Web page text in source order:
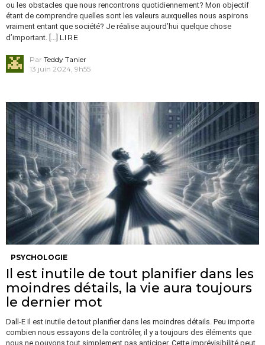
ou les obstacles que nous rencontrons quotidiennement? Mon objectif
étant de comprendre quelles sont les valeurs auxquelles nous aspirons
vraiment entant que société? Je réalise aujourd’hui quelque chose
d’important. […] LIRE
Par Teddy Tanier
13 juin 2024, 9h55
PSYCHOLOGIE
Il est inutile de tout planifier dans les
moindres détails, la vie aura toujours
le dernier mot
Dall-E Il est inutile de tout planifier dans les moindres détails. Peu importe
combien nous essayons de la contrôler, il y a toujours des éléments que
nous ne pouvons tout simplement pas anticiper. Cette imprévisibilité peut